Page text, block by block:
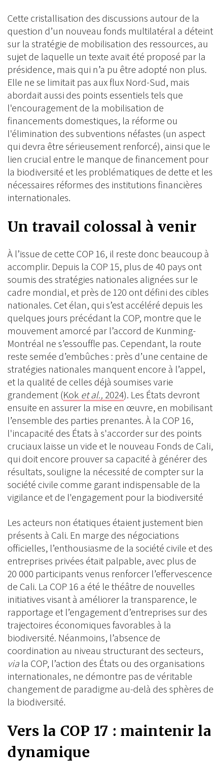
Cette cristallisation des discussions autour de la
question d’un nouveau fonds multilatéral a déteint
sur la stratégie de mobilisation des ressources, au
sujet de laquelle un texte avait été proposé par la
présidence, mais qui n’a pu être adopté non plus.
Elle ne se limitait pas aux flux Nord-Sud, mais
abordait aussi des points essentiels tels que
l'encouragement de la mobilisation de
financements domestiques, la réforme ou
l'élimination des subventions néfastes (un aspect
qui devra être sérieusement renforcé), ainsi que le
lien crucial entre le manque de financement pour
la biodiversité et les problématiques de dette et les
nécessaires réformes des institutions financières
internationales.
Un travail colossal à venir
À l’issue de cette COP 16, il reste donc beaucoup à
accomplir. Depuis la COP 15, plus de 40 pays ont
soumis des stratégies nationales alignées sur le
cadre mondial, et près de 120 ont défini des cibles
nationales. Cet élan, qui s’est accéléré depuis les
quelques jours précédant la COP, montre que le
mouvement amorcé par l’accord de Kunming-
Montréal ne s’essouffle pas. Cependant, la route
reste semée d’embûches : près d’une centaine de
stratégies nationales manquent encore à l’appel,
et la qualité de celles déjà soumises varie
grandement (Kok et al., 2024). Les États devront
ensuite en assurer la mise en œuvre, en mobilisant
l’ensemble des parties prenantes. À la COP 16,
l'incapacité des États à s'accorder sur des points
cruciaux laisse un vide et le nouveau Fonds de Cali,
qui doit encore prouver sa capacité à générer des
résultats, souligne la nécessité de compter sur la
société civile comme garant indispensable de la
vigilance et de l'engagement pour la biodiversité
Les acteurs non étatiques étaient justement bien
présents à Cali. En marge des négociations
officielles, l’enthousiasme de la société civile et des
entreprises privées était palpable, avec plus de
20 000 participants venus renforcer l’effervescence
de Cali. La COP 16 a été le théâtre de nouvelles
initiatives visant à améliorer la transparence, le
rapportage et l’engagement d’entreprises sur des
trajectoires économiques favorables à la
biodiversité. Néanmoins, l’absence de
coordination au niveau structurant des secteurs,
viala COP, l’action des États ou des organisations
internationales, ne démontre pas de véritable
changement de paradigme au-delà des sphères de
la biodiversité.
Vers la COP 17 : maintenir la
dynamique